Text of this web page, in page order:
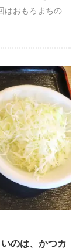
はおもろまちの
のは、かつカ